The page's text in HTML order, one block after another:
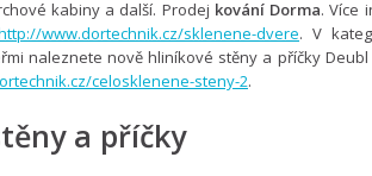
kabiny a další. Prodej kování Dorma. Více
www.dortechnik.cz/sklenene-dvere. V
naleznete nově hliníkové stěny a příčky
celosklenene-steny-2.
a příčky